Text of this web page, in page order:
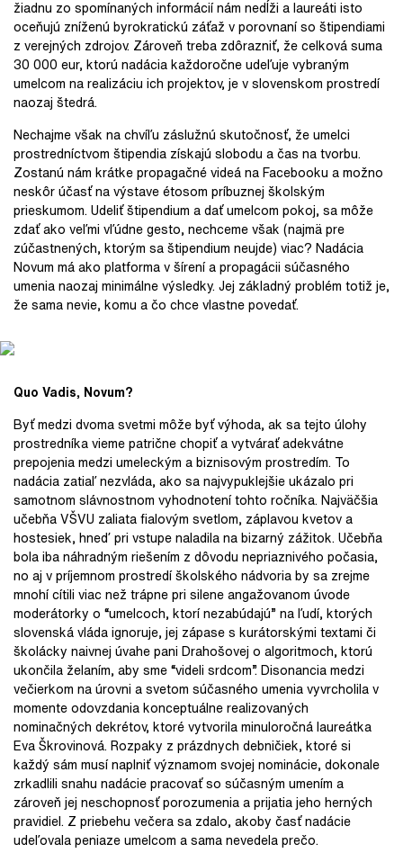
žiadnu zo spomínaných informácií nám nedĺži a laureáti isto
oceňujú zníženú byrokratickú záťaž v porovnaní so štipendiami
z verejných zdrojov. Zároveň treba zdôrazniť, že celková suma
30 000 eur, ktorú nadácia každoročne udeľuje vybraným
umelcom na realizáciu ich projektov, je v slovenskom prostredí
naozaj štedrá.
Nechajme však na chvíľu záslužnú skutočnosť, že umelci
prostredníctvom štipendia získajú slobodu a čas na tvorbu.
Zostanú nám krátke propagačné videá na Facebooku a možno
neskôr účasť na výstave étosom príbuznej školským
prieskumom. Udeliť štipendium a dať umelcom pokoj, sa môže
zdať ako veľmi vľúdne gesto, nechceme však (najmä pre
zúčastnených, ktorým sa štipendium neujde) viac? Nadácia
Novum má ako platforma v šírení a propagácii súčasného
umenia naozaj minimálne výsledky. Jej základný problém totiž je,
že sama nevie, komu a čo chce vlastne povedať.
Quo Vadis, Novum?
Byť medzi dvoma svetmi môže byť výhoda, ak sa tejto úlohy
prostredníka vieme patrične chopiť a vytvárať adekvátne
prepojenia medzi umeleckým a biznisovým prostredím. To
nadácia zatiaľ nezvláda, ako sa najvypuklejšie ukázalo pri
samotnom slávnostnom vyhodnotení tohto ročníka. Najväčšia
učebňa VŠVU zaliata fialovým svetlom, záplavou kvetov a
hostesiek, hneď pri vstupe naladila na bizarný zážitok. Učebňa
bola iba náhradným riešením z dôvodu nepriaznivého počasia,
no aj v príjemnom prostredí školského nádvoria by sa zrejme
mnohí cítili viac než trápne pri silene angažovanom úvode
moderátorky o “umelcoch, ktorí nezabúdajú” na ľudí, ktorých
slovenská vláda ignoruje, jej zápase s kurátorskými textami či
školácky naivnej úvahe pani Drahošovej o algoritmoch, ktorú
ukončila želaním, aby sme “videli srdcom”. Disonancia medzi
večierkom na úrovni a svetom súčasného umenia vyvrcholila v
momente odovzdania konceptuálne realizovaných
nominačných dekrétov, ktoré vytvorila minuloročná laureátka
Eva Škrovinová. Rozpaky z prázdnych debničiek, ktoré si
každý sám musí naplniť významom svojej nominácie, dokonale
zrkadlili snahu nadácie pracovať so súčasným umením a
zároveň jej neschopnosť porozumenia a prijatia jeho herných
pravidiel. Z priebehu večera sa zdalo, akoby časť nadácie
udeľovala peniaze umelcom a sama nevedela prečo.